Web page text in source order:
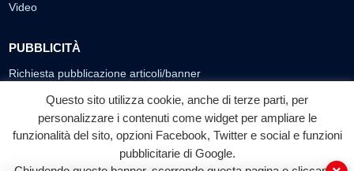
Video
PUBBLICITÀ
Richiesta pubblicazione articoli/banner
SEGUICI SUI SOCIAL
f
Facebook
◎ ▶
YouTube
Questo sito utilizza cookie, anche di terze parti, per
personalizzare i contenuti come widget per ampliare le
funzionalità del sito, opzioni Facebook, Twitter e social e funzioni
pubblicitarie di Google.